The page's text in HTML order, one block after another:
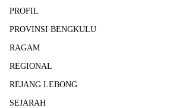
PROFIL
PROVINSI BENGKULU
RAGAM
REGIONAL
REJANG LEBONG
SEJARAH